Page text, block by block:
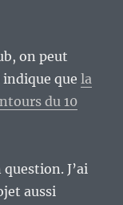
on peut
indique quela
du 10
question. J’ai
aussi